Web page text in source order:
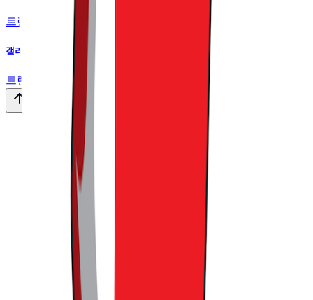
트렌드라이트 •
갤러리아와 아워홈이 로봇 회사와 묶인 이유
트렌드라이트• 16